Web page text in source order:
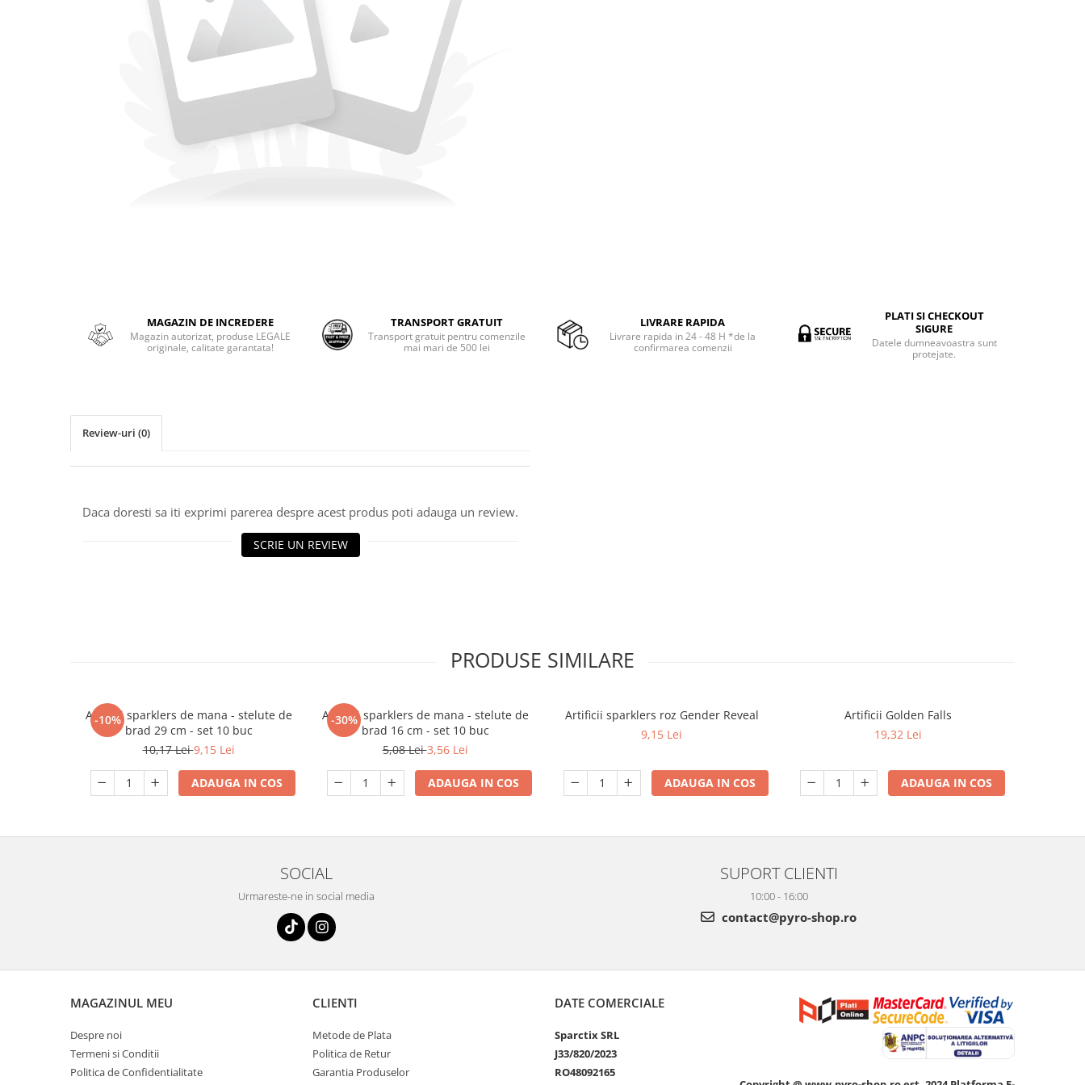
MAGAZIN DE INCREDERE
Magazin autorizat, produse LEGALE
originale, calitate garantata!
TRANSPORT GRATUIT
Transport gratuit pentru comenzile
mai mari de 500 lei
LIVRARE RAPIDA
Livrare rapida in 24 - 48 H *de la
confirmarea comenzii
PLATI SI CHECKOUT
SIGURE
Datele dumneavoastra sunt
protejate.
Review-uri (0)
Daca doresti sa iti exprimi parerea despre acest produs poti adauga un review.
SCRIE UN REVIEW
PRODUSE SIMILARE
-10%
Artificii sparklers de mana - stelute de
brad 29 cm - set 10 buc
10,17 Lei9,15 Lei
ADAUGA IN COS
-30%
Artificii sparklers de mana - stelute de
brad 16 cm - set 10 buc
5,08 Lei3,56 Lei
ADAUGA IN COS
Artificii sparklers roz Gender Reveal
9,15 Lei
ADAUGA IN COS
Artificii Golden Falls
19,32 Lei
ADAUGA IN COS
SOCIAL
Urmareste-ne in social media
SUPORT CLIENTI
10:00 - 16:00
contact@pyro-shop.ro
MAGAZINUL MEU
Despre noi
Termeni si Conditii
Politica de Confidentialitate
CLIENTI
Metode de Plata
Politica de Retur
Garantia Produselor
DATE COMERCIALE
Sparctix SRL
J33/820/2023
RO48092165